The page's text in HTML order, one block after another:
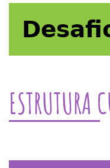
ESTRUTURA